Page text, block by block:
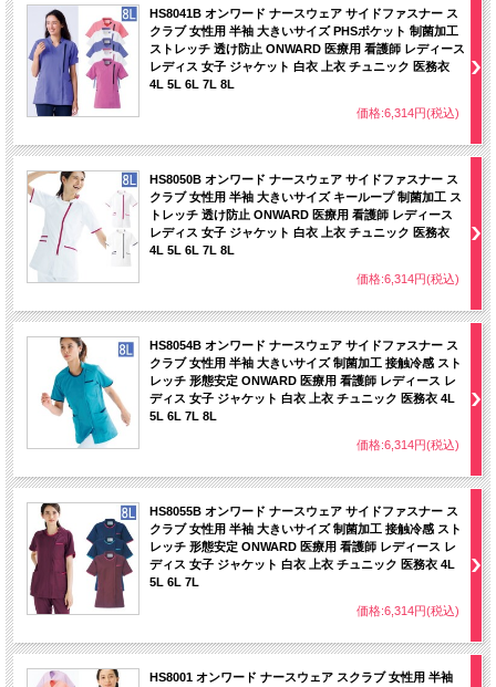
HS8041B オンワード ナースウェア サイドファスナー ス
クラブ 女性用 半袖 大きいサイズ PHSポケット 制菌加工
ストレッチ 透け防止 ONWARD 医療用 看護師 レディース
レディス 女子 ジャケット 白衣 上衣 チュニック 医務衣
4L 5L 6L 7L 8L
価格:6,314円(税込)
HS8050B オンワード ナースウェア サイドファスナー ス
クラブ 女性用 半袖 大きいサイズ キーループ 制菌加工 ス
トレッチ 透け防止 ONWARD 医療用 看護師 レディース
レディス 女子 ジャケット 白衣 上衣 チュニック 医務衣
4L 5L 6L 7L 8L
価格:6,314円(税込)
HS8054B オンワード ナースウェア サイドファスナー ス
クラブ 女性用 半袖 大きいサイズ 制菌加工 接触冷感 スト
レッチ 形態安定 ONWARD 医療用 看護師 レディース レ
ディス 女子 ジャケット 白衣 上衣 チュニック 医務衣 4L
5L 6L 7L 8L
価格:6,314円(税込)
HS8055B オンワード ナースウェア サイドファスナー ス
クラブ 女性用 半袖 大きいサイズ 制菌加工 接触冷感 スト
レッチ 形態安定 ONWARD 医療用 看護師 レディース レ
ディス 女子 ジャケット 白衣 上衣 チュニック 医務衣 4L
5L 6L 7L
価格:6,314円(税込)
HS8001 オンワード ナースウェア スクラブ 女性用 半袖